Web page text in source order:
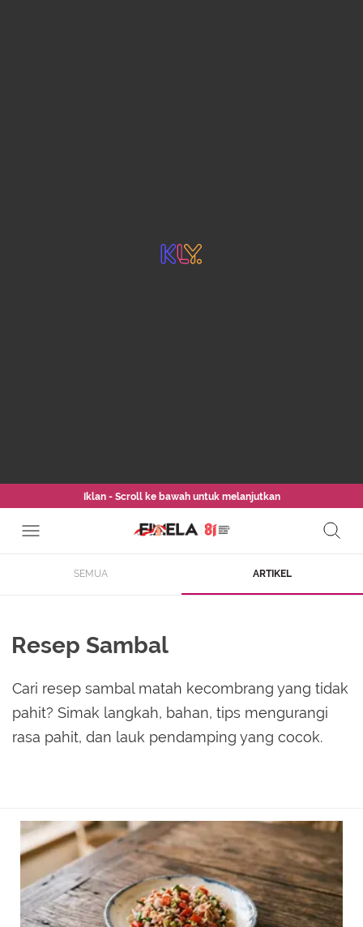
Iklan - Scroll ke bawah untuk melanjutkan
SEMUA ARTIKEL
Resep Sambal
Cari resep sambal matah kecombrang yang tidak
pahit? Simak langkah, bahan, tips mengurangi
rasa pahit, dan lauk pendamping yang cocok.